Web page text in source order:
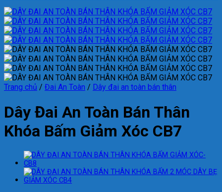
Trang chủ / Đai An Toàn / Dây đai an toàn bán thân
Dây Đai An Toàn Bán Thân
Khóa Bấm Giảm Xóc CB7